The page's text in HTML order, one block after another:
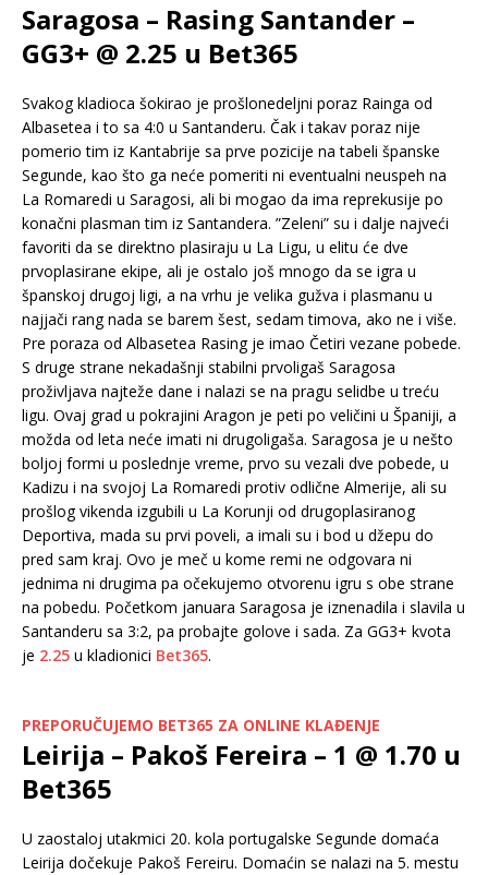
Saragosa – Rasing Santander –
GG3+ @ 2.25 u Bet365
Svakog kladioca šokirao je prošlonedeljni poraz Rainga od
Albasetea i to sa 4:0 u Santanderu. Čak i takav poraz nije
pomerio tim iz Kantabrije sa prve pozicije na tabeli španske
Segunde, kao što ga neće pomeriti ni eventualni neuspeh na
La Romaredi u Saragosi, ali bi mogao da ima reprekusije po
konačni plasman tim iz Santandera. ”Zeleni” su i dalje najveći
favoriti da se direktno plasiraju u La Ligu, u elitu će dve
prvoplasirane ekipe, ali je ostalo još mnogo da se igra u
španskoj drugoj ligi, a na vrhu je velika gužva i plasmanu u
najjači rang nada se barem šest, sedam timova, ako ne i više.
Pre poraza od Albasetea Rasing je imao Četiri vezane pobede.
S druge strane nekadašnji stabilni prvoligaš Saragosa
proživljava najteže dane i nalazi se na pragu selidbe u treću
ligu. Ovaj grad u pokrajini Aragon je peti po veličini u Španiji, a
možda od leta neće imati ni drugoligaša. Saragosa je u nešto
boljoj formi u poslednje vreme, prvo su vezali dve pobede, u
Kadizu i na svojoj La Romaredi protiv odlične Almerije, ali su
prošlog vikenda izgubili u La Korunji od drugoplasiranog
Deportiva, mada su prvi poveli, a imali su i bod u džepu do
pred sam kraj. Ovo je meč u kome remi ne odgovara ni
jednima ni drugima pa očekujemo otvorenu igru s obe strane
na pobedu. Početkom januara Saragosa je iznenadila i slavila u
Santanderu sa 3:2, pa probajte golove i sada. Za GG3+ kvota
je 2.25 u kladionici Bet365.
PREPORUČUJEMO BET365 ZA ONLINE KLAĐENJE
Leirija – Pakoš Fereira – 1 @ 1.70 u
Bet365
U zaostaloj utakmici 20. kola portugalske Segunde domaća
Leirija dočekuje Pakoš Fereiru. Domaćin se nalazi na 5. mestu